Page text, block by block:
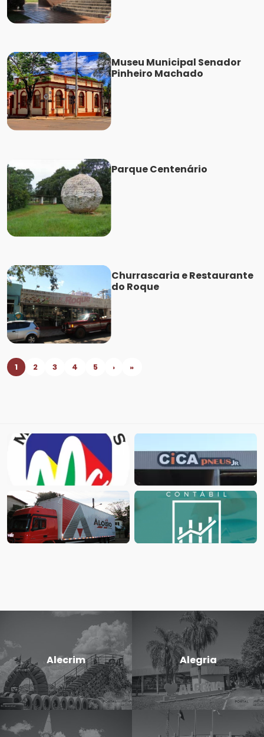
Museu Municipal Senador
Pinheiro Machado
Parque Centenário
Churrascaria e Restaurante
do Roque
1 2 3 4 5 › »
Alecrim Alegria